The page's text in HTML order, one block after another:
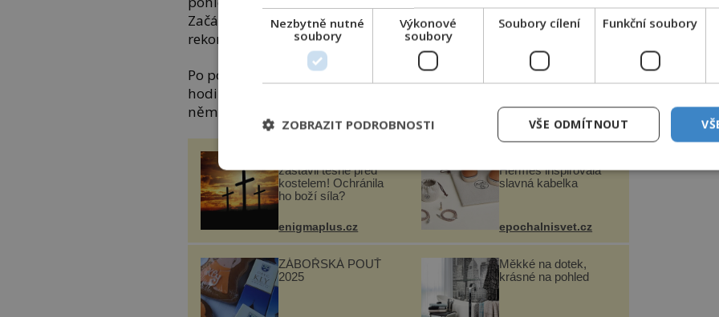
Začátkem 15. století budova radnice vyhořela, takže doba její
rekonstrukce byla vhodná i pro stavbu orloje.
Po poradě se Šindelem Mikuláš z Kadaně sestrojil komplikovaný
hodinový stroj a astronomický číselník. Orlojnická kniha s opisem
německé listiny z roku 1410, nalezená v roce 1962, praví:
zastavil těsně před
kostelem! Ochránila
ho boží síla?
enigmaplus.cz
Hermés inspirovala
slavná kabelka
epochalnisvet.cz
ZÁBOŘSKÁ POUŤ
2025
Měkké na dotek,
krásné na pohled
Nezbytně nutné
soubory
Výkonové
soubory
Soubory cílení Funkční soubory
VŠE ODMÍTNOUT
ZOBRAZIT PODROBNOSTI